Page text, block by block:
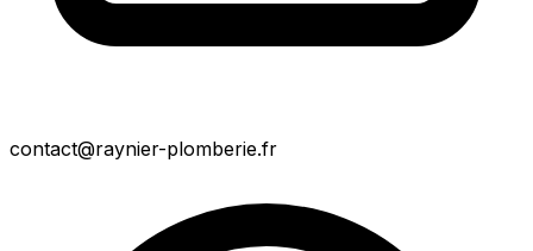
contact@raynier-plomberie.fr